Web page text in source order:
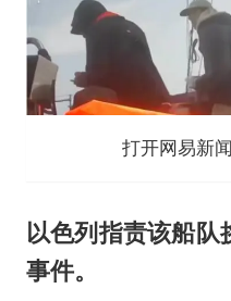
打开网易新
以色列指责该船
事件。